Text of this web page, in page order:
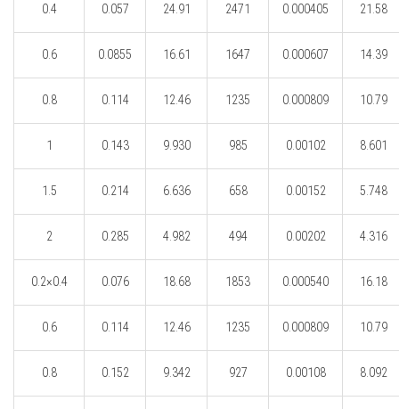
0.4 0.057 24.91 2471 0.000405 21.58
0.6 0.0855 16.61 1647 0.000607 14.39
0.8 0.114 12.46 1235 0.000809 10.79
1 0.143 9.930 985 0.00102 8.601
1.5 0.214 6.636 658 0.00152 5.748
2 0.285 4.982 494 0.00202 4.316
0.2×0.4 0.076 18.68 1853 0.000540 16.18
0.6 0.114 12.46 1235 0.000809 10.79
0.8 0.152 9.342 927 0.00108 8.092